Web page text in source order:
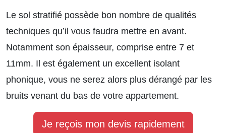
Le sol stratifié possède bon nombre de qualités
techniques qu’il vous faudra mettre en avant.
Notamment son épaisseur, comprise entre 7 et
11mm. Il est également un excellent isolant
phonique, vous ne serez alors plus dérangé par les
bruits venant du bas de votre appartement.
Je reçois mon devis rapidement